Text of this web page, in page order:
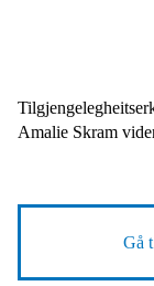
Amalie Skram
Gå